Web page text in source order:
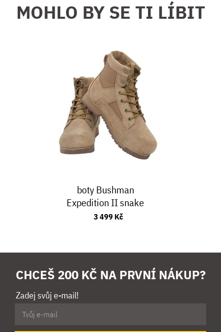
MOHLO BY SE TI LÍBIT
boty Bushman
Expedition II snake
3 499 Kč
CHCEŠ 200 KČ NA PRVNÍ NÁKUP?
Zadej svůj e-mail!